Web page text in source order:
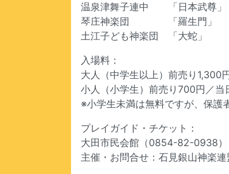
温泉津舞子連中 「日本武尊」
琴庄神楽団 「羅生門」
土江子ども神楽団 「大蛇」
入場料：
大人（中学生以上）前売り1,300
小人（小学生）前売り700円／当
※小学生未満は無料ですが、保護
プレイガイド・チケット：
大田市民会館（0854-82-0938）
主催・お問合せ：石見銀山神楽連